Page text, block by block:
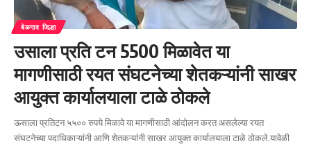
बेळगाव जिल्हा
उसाला प्रति टन 5500 मिळावेत या
मागणीसाठी रयत संघटनेच्या शेतकऱ्यांनी साखर
आयुक्त कार्यालयाला टाळे ठोकले
ऊसाला प्रतिटन ५५०० रुपये मिळावे या मागणीसाठी आंदोलन करत असलेल्या रयत
संघटनेच्या पदाधिकाऱ्यांनी आणि शेतकऱ्यांनी साखर आयुक्त कार्यालयाला टाळे ठोकले.यावेळी